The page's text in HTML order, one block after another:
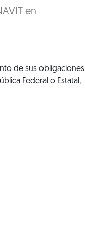
en
de sus obligaciones
Federal o Estatal,